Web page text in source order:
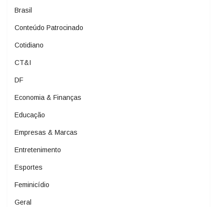
Brasil
Conteúdo Patrocinado
Cotidiano
CT&I
DF
Economia & Finanças
Educação
Empresas & Marcas
Entretenimento
Esportes
Feminicídio
Geral